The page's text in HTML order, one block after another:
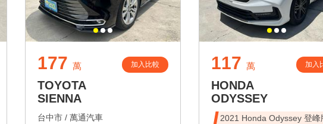
177 萬 加入比較
TOYOTA
SIENNA
台中市 / 萬通汽車
117 萬 加入
HONDA
ODYSSEY
2021 Honda Odyssey 登峰